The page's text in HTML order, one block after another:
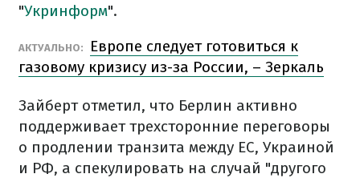
"Укринформ".
АКТУАЛЬНО:
Европе следует готовиться к
газовому кризису из-за России, – Зеркаль
Зайберт отметил, что Берлин активно
поддерживает трехсторонние переговоры
о продлении транзита между ЕС, Украиной
и РФ, а спекулировать на случай "другого